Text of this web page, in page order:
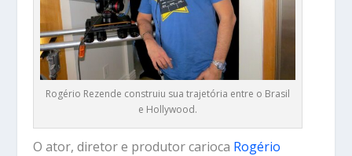
Rogério Rezende construiu sua trajetória entre o Brasil
e Hollywood.
O ator, diretor e produtor carioca Rogério